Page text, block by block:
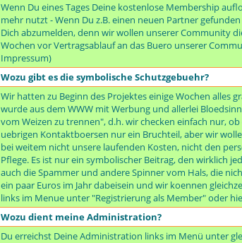
Wenn Du eines Tages Deine kostenlose Membership
mehr nutzt - Wenn Du z.B. einen neuen Partner
Dich abzumelden, denn wir wollen unserer Community
Wochen vor Vertragsablauf an das Buero unserer
Impressum)
Wozu gibt es die symbolische Schutzgebuehr?
Wir hatten zu Beginn des Projektes einige Wochen alles
wurde aus dem WWW mit Werbung und allerlei
vom Weizen zu trennen", d.h. wir checken einfach nur,
uebrigen Kontaktboersen nur ein Bruchteil, aber wir
bei weitem nicht unsere laufenden Kosten, nicht den
Pflege. Es ist nur ein symbolischer Beitrag, den wirklich
auch die Spammer und andere Spinner vom Hals, die
ein paar Euros im Jahr dabeisein und wir koennen
links im Menue unter "Registrierung als Member" oder
Wozu dient meine Administration?
Du erreichst Deine Administration links im Menü unter